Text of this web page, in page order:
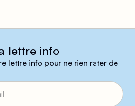
lettre info
lettre info pour ne rien rater de